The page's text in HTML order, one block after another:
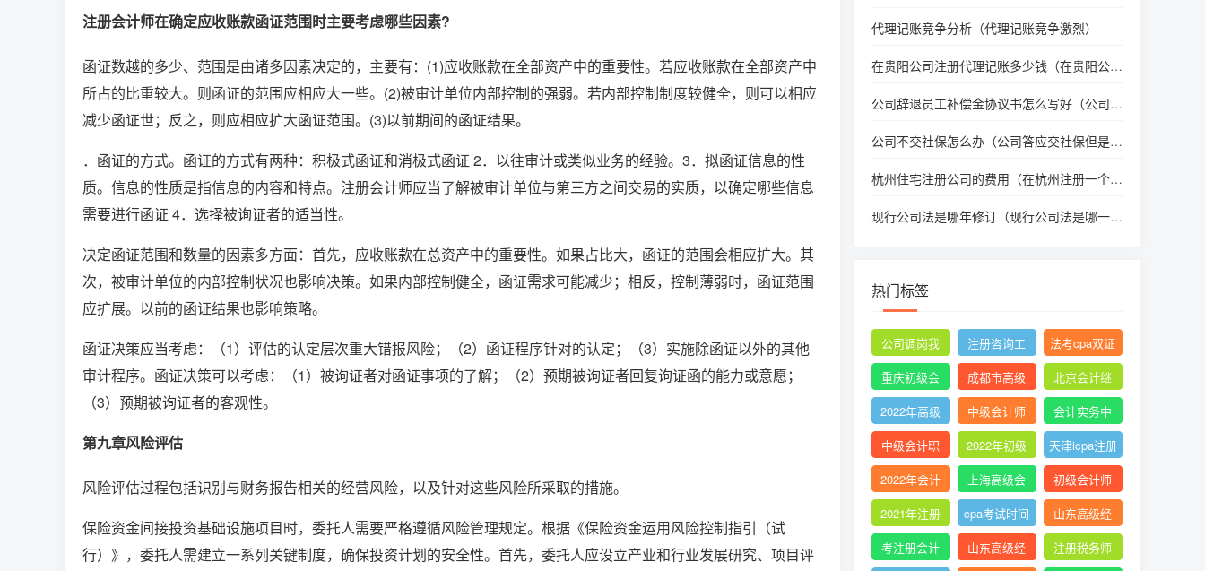
注册会计师在确定应收账款函证范围时主要考虑哪些因素?
函证数越的多少、范围是由诸多因素决定的，主要有：(1)应收账款在全部资产中的重要性。若应收账款在全部资产中
所占的比重较大。则函证的范围应相应大一些。(2)被审计单位内部控制的强弱。若内部控制制度较健全，则可以相应
减少函证世；反之，则应相应扩大函证范围。(3)以前期间的函证结果。
．函证的方式。函证的方式有两种：积极式函证和消极式函证 2．以往审计或类似业务的经验。3．拟函证信息的性
质。信息的性质是指信息的内容和特点。注册会计师应当了解被审计单位与第三方之间交易的实质，以确定哪些信息
需要进行函证 4．选择被询证者的适当性。
决定函证范围和数量的因素多方面：首先，应收账款在总资产中的重要性。如果占比大，函证的范围会相应扩大。其
次，被审计单位的内部控制状况也影响决策。如果内部控制健全，函证需求可能减少；相反，控制薄弱时，函证范围
应扩展。以前的函证结果也影响策略。
函证决策应当考虑：（1）评估的认定层次重大错报风险；（2）函证程序针对的认定；（3）实施除函证以外的其他
审计程序。函证决策可以考虑：（1）被询证者对函证事项的了解；（2）预期被询证者回复询证函的能力或意愿；
（3）预期被询证者的客观性。
第九章风险评估
风险评估过程包括识别与财务报告相关的经营风险，以及针对这些风险所采取的措施。
保险资金间接投资基础设施项目时，委托人需要严格遵循风险管理规定。根据《保险资金运用风险控制指引（试
行）》，委托人需建立一系列关键制度，确保投资计划的安全性。首先，委托人应设立产业和行业发展研究、项目评
代理记账竞争分析（代理记账竞争激烈）
在贵阳公司注册代理记账多少钱（在贵阳公司
公司辞退员工补偿金协议书怎么写好（公司辞
公司不交社保怎么办（公司答应交社保但是不
杭州住宅注册公司的费用（在杭州注册一个公
现行公司法是哪年修订（现行公司法是哪一年
热门标签
公司调岗我
不去
注册咨询工
程师考试科
目及时间202
2
法考cpa双证
职业规划
重庆初级会
计考试时间2
019
成都市高级
工程师职称
评审条件要
求
北京会计继
续教育费用
多少钱
2022年高级
会计师考试
真题及答案
中级会计师
多选题少选
有分吗?
会计实务中
级东奥哪个
老师
中级会计职
称证书查询
2022年初级
会计职称教
材
天津icpa注册
会计师报名
费用
2022年会计
初级报名简
章
上海高级会
计师职称评
定条件及流
程
初级会计师
免费网课
2021年注册
会计师综合
阶段考试难
cpa考试时间
科目安排
山东高级经
济师职称评
定条件
考注册会计
山东高级经
注册税务师